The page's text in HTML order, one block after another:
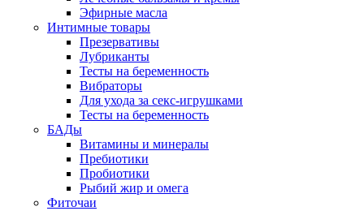
Эфирные масла
Интимные товары
Презервативы
Лубриканты
Тесты на беременность
Вибраторы
Для ухода за секс-игрушками
Тесты на беременность
БАДы
Витамины и минералы
Пребиотики
Пробиотики
Рыбий жир и омега
Фиточаи